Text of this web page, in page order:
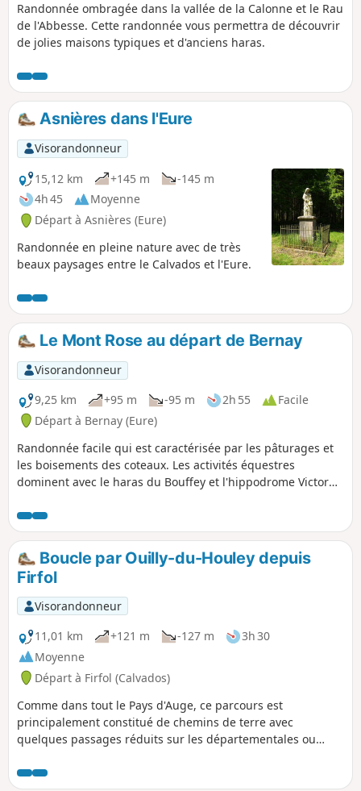
Randonnée ombragée dans la vallée de la Calonne et le Rau
de l'Abbesse. Cette randonnée vous permettra de découvrir
de jolies maisons typiques et d'anciens haras.
Asnières dans l'Eure
Visorandonneur
15,12 km
+145 m
-145 m
4h 45
Moyenne
Départ à Asnières (Eure)
Randonnée en pleine nature avec de très
beaux paysages entre le Calvados et l'Eure.
Le Mont Rose au départ de Bernay
Visorandonneur
9,25 km
+95 m -95 m 2h 55
Facile
Départ à Bernay (Eure)
Randonnée facile qui est caractérisée par les pâturages et
les boisements des coteaux. Les activités équestres
dominent avec le haras du Bouffey et l'hippodrome Victor
de parcours.
Boucle par Ouilly-du-Houley depuis
Firfol
Visorandonneur
11,01 km
+121 m -127 m
3h 30
Moyenne
Départ à Firfol (Calvados)
Comme dans tout le Pays d'Auge, ce parcours est
principalement constitué de chemins de terre avec
quelques passages réduits sur les départementales ou
entre les points (6)-(7) ) et entre les points (9) et (10). Vous